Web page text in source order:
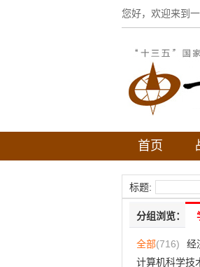
您好，欢迎来到
首页
标题:
分组浏览：
全部(716) 经
计算机科学技